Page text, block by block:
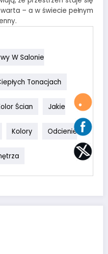
– a w świecie pełnym
W Salonie
Tonacjach
Ścian Jakie
Kolory Odcienie